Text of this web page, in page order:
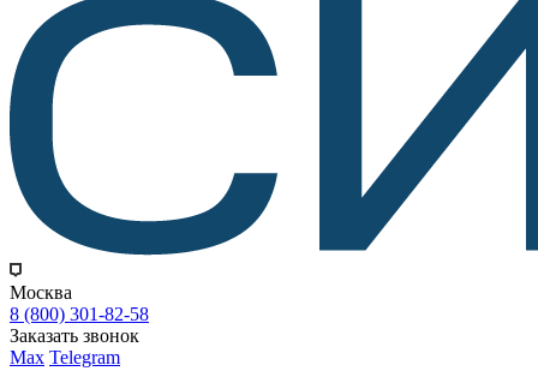
Москва
8 (800) 301-82-58
Заказать звонок
Max Telegram